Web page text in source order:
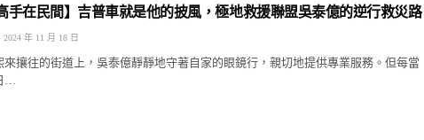
高手在民間】吉普車就是他的披風，極地救援聯盟吳泰億的逆行救災路
2024 年 11 月 18 日
來攘往的街道上，吳泰億靜靜地守著自家的眼鏡行，親切地提供專業服務。但每當
…